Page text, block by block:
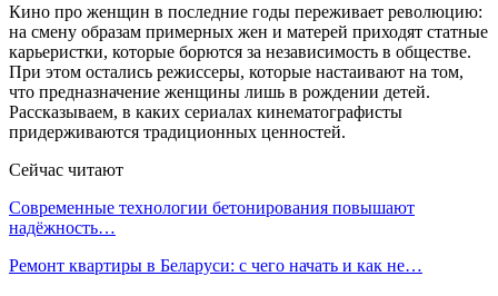
Кино про женщин в последние годы переживает революцию:
на смену образам примерных жен и матерей приходят статные
карьеристки, которые борются за независимость в обществе.
При этом остались режиссеры, которые настаивают на том,
что предназначение женщины лишь в рождении детей.
Рассказываем, в каких сериалах кинематографисты
придерживаются традиционных ценностей.
Сейчас читают
Современные технологии бетонирования повышают
надёжность…
Ремонт квартиры в Беларуси: с чего начать и как не…